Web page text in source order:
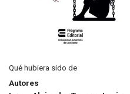
Qué hubiera sido de
Autores